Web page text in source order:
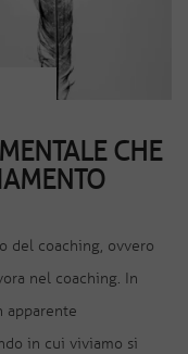
CHE
del coaching, ovvero
nel coaching. In
apparente
in cui viviamo si